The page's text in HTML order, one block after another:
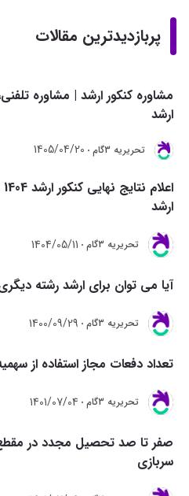
پربازدیدترین مقالات
مشاوره کنکور ارشد | مشاوره
ارشد
تحريريه 3گام 1405/04/20
ارشد
تحريريه 3گام 1404/05/11
آیا می توان برای ارشد رشته
تحريريه 3گام 1400/09/29
تعداد دفعات مجاز استفاده از سهمیه 5 درصد
تحريريه 3گام 1401/07/04
صفر تا صد تحصیل مجدد در مقطع
سربازی